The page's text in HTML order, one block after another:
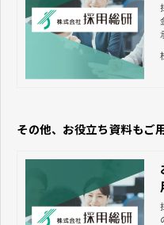
その他、お役立ち資料もご